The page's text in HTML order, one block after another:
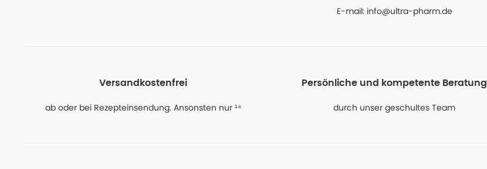
E-mail: info@ultra-pharm.de
Versandkostenfrei
ab oder bei Rezepteinsendung. Ansonsten nur ¹⁴
Persönliche und kompetente Beratung
durch unser geschultes Team